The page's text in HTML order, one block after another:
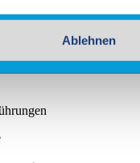
Ablehnen